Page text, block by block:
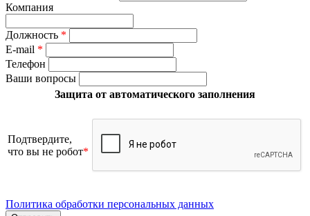
Компания
Должность *
E-mail *
Телефон
Ваши вопросы
Защита от автоматического заполнения
Подтвердите,
что вы не робот*
Политика обработки персональных данных